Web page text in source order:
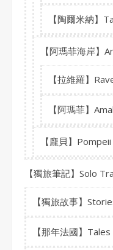
【陶爾米納】
【阿瑪菲海岸】
【拉維羅】
【阿瑪菲】
【龐貝】Pompeii
【獨旅筆記】Solo
【獨旅故事】
【那年法國】